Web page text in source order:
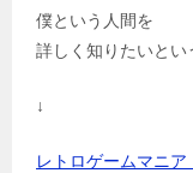
僕という人間を
詳しく知りたいとい
↓
レトロゲームマニ